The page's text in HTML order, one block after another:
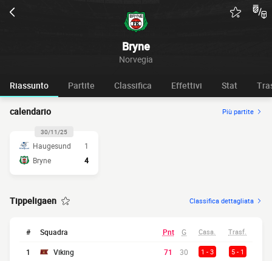
Bryne
Norvegia
Riassunto Partite Classifica Effettivi Stat
calendario Più partite
30/11/25
Haugesund
1
Bryne
4
Tippeligaen Classifica dettagliata
# Squadra Pnt G Casa. Trasf.
1 Viking 71 30 1 - 3 5 - 1